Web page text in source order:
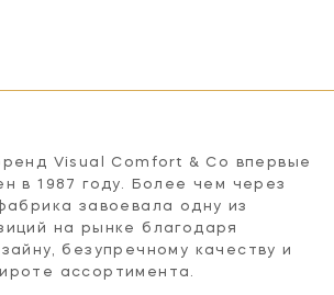
Visual Comfort & Co впервые
в 1987 году. Более чем через
завоевала одну из
на рынке благодаря
безупречному качеству и
ассортимента.